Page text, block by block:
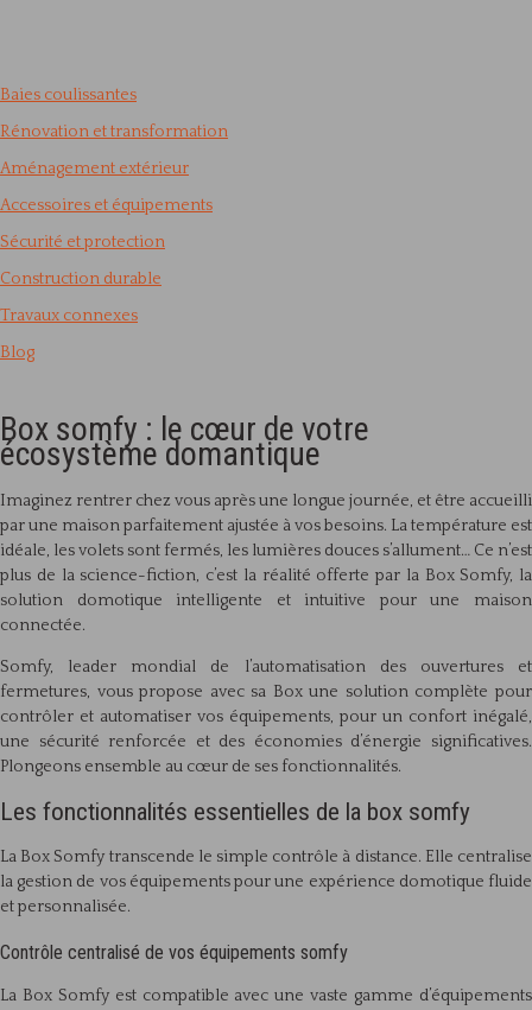
Baies coulissantes
Rénovation et transformation
Aménagement extérieur
Accessoires et équipements
Sécurité et protection
Construction durable
Travaux connexes
Blog
Box somfy : le cœur de votre
écosystème domantique
Imaginez rentrer chez vous après une longue journée, et être accueilli
par une maison parfaitement ajustée à vos besoins. La température est
idéale, les volets sont fermés, les lumières douces s’allument… Ce n’est
plus de la science-fiction, c’est la réalité offerte par la Box Somfy, la
solution domotique intelligente et intuitive pour une maison
connectée.
Somfy, leader mondial de l’automatisation des ouvertures et
fermetures, vous propose avec sa Box une solution complète pour
contrôler et automatiser vos équipements, pour un confort inégalé,
une sécurité renforcée et des économies d’énergie significatives.
Plongeons ensemble au cœur de ses fonctionnalités.
Les fonctionnalités essentielles de la box somfy
La Box Somfy transcende le simple contrôle à distance. Elle centralise
la gestion de vos équipements pour une expérience domotique fluide
et personnalisée.
Contrôle centralisé de vos équipements somfy
La Box Somfy est compatible avec une vaste gamme d’équipements